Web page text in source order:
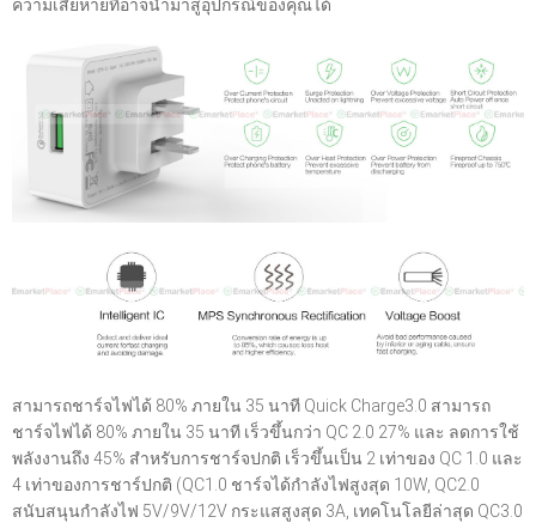
ความเสียหายที่อาจนำมาสู่อุปกรณ์ของคุณได้
สามารถชาร์จไฟได้ 80% ภายใน 35 นาที Quick Charge3.0 สามารถ
ชาร์จไฟได้ 80% ภายใน 35 นาที เร็วขึ้นกว่า QC 2.0 27% และ ลดการใช้
พลังงานถึง 45% สำหรับการชาร์จปกติ เร็วขึ้นเป็น 2 เท่าของ QC 1.0 และ
4 เท่าของการชาร์ปกติ (QC1.0 ชาร์จได้กำลังไฟสูงสุด 10W, QC2.0
สนับสนุนกำลังไฟ 5V/9V/12V กระแสสูงสุด 3A, เทคโนโลยีล่าสุด QC3.0